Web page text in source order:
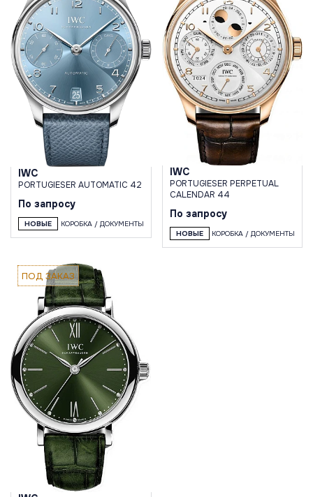
IWC
PORTUGIESER AUTOMATIC 42
По запросу
НОВЫЕ КОРОБКА / ДОКУМЕНТЫ
IWC
PORTUGIESER PERPETUAL
CALENDAR 44
По запросу
НОВЫЕ КОРОБКА / ДОКУМЕНТЫ
ПОД ЗАКАЗ